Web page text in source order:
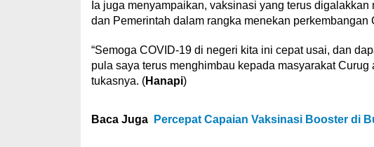
Ia juga menyampaikan, vaksinasi yang terus
dan Pemerintah dalam rangka menekan perkembangan
“Semoga COVID-19 di negeri kita ini cepat usai, dan
pula saya terus menghimbau kepada masyarakat
tukasnya. (Hanapi)
Baca Juga Percepat Capaian Vaksinasi Booster di